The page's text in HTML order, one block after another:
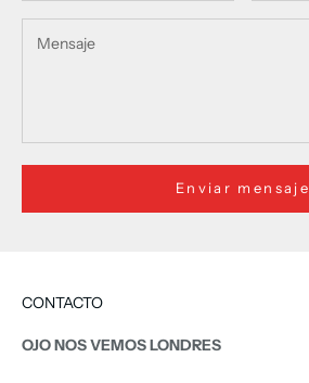
Enviar mensaje
CONTACTO
OJO NOS VEMOS LONDRES